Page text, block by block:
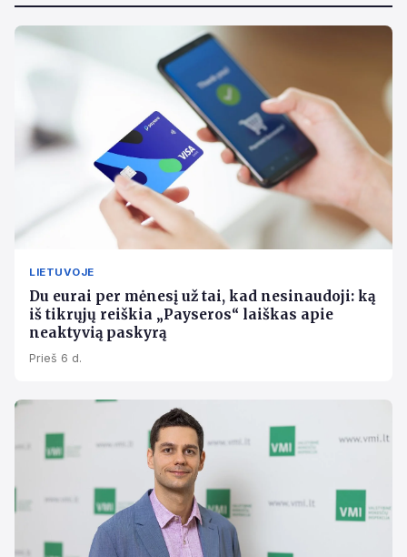
LIETUVOJE
Du eurai per mėnesį už tai, kad nesinaudoji: ką
iš tikrųjų reiškia „Payseros“ laiškas apie
neaktyvią paskyrą
Prieš 6 d.